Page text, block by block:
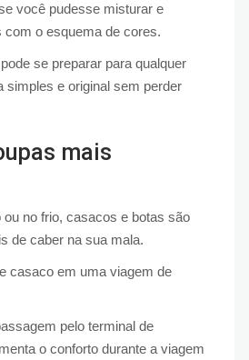
você pudesse misturar e
com o esquema de cores.
se preparar para qualquer
simples e original sem perder
mais
ou no frio, casacos e botas são
de caber na sua mala.
casaco em uma viagem de
pelo terminal de
o conforto durante a viagem